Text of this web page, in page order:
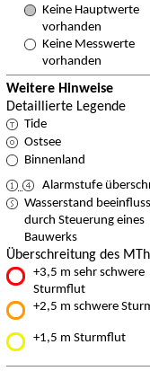
Keine Hauptwerte
vorhanden
Keine Messwerte
vorhanden
Weitere Hinweise
Detaillierte Legende
Tide
Ostsee
Binnenland
Alarmstufe
Wasserstand
durch Steuerung eines
Bauwerks
Überschreitung des
+3,5 m sehr schwere
Sturmflut
+2,5 m schwere
+1,5 m Sturmflut